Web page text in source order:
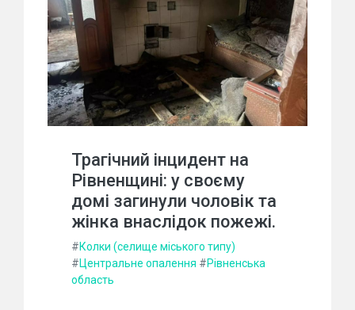
Трагічний інцидент на
Рівненщині: у своєму
домі загинули чоловік та
жінка внаслідок пожежі.
#Колки (селище міського типу)
#Центральне опалення #Рівненська
область